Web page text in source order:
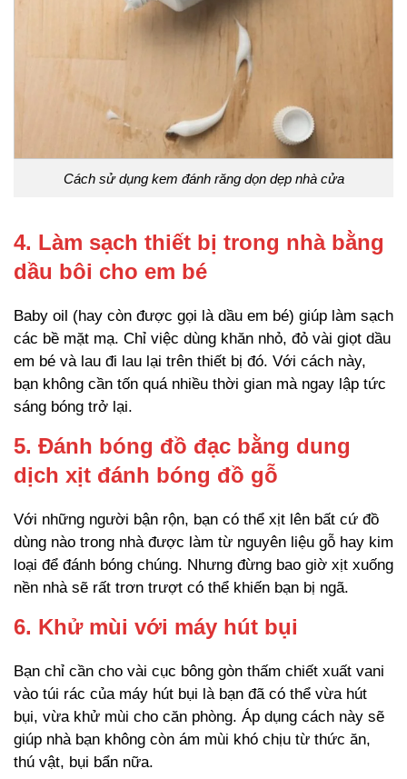
Cách sử dụng kem đánh răng dọn dẹp nhà cửa
4. Làm sạch thiết bị trong nhà bằng
dầu bôi cho em bé
Baby oil (hay còn được gọi là dầu em bé) giúp làm sạch
các bề mặt mạ. Chỉ việc dùng khăn nhỏ, đỏ vài giọt dầu
em bé và lau đi lau lại trên thiết bị đó. Với cách này,
bạn không cần tốn quá nhiều thời gian mà ngay lập tức
sáng bóng trở lại.
5. Đánh bóng đồ đạc bằng dung
dịch xịt đánh bóng đồ gỗ
Với những người bận rộn, bạn có thể xịt lên bất cứ đồ
dùng nào trong nhà được làm từ nguyên liệu gỗ hay kim
loại để đánh bóng chúng. Nhưng đừng bao giờ xịt xuống
nền nhà sẽ rất trơn trượt có thể khiến bạn bị ngã.
6. Khử mùi với máy hút bụi
Bạn chỉ cần cho vài cục bông gòn thấm chiết xuất vani
vào túi rác của máy hút bụi là bạn đã có thể vừa hút
bụi, vừa khử mùi cho căn phòng. Áp dụng cách này sẽ
giúp nhà bạn không còn ám mùi khó chịu từ thức ăn,
thú vật, bụi bẩn nữa.